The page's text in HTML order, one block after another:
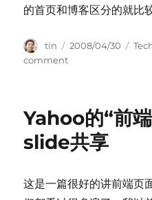
的首页和博客区分的就比
Author
tin
Posted
2008/04/30
commenton
的
好
看
UI
Yahoo的“前
slide共享
这是一篇很好的讲前端页